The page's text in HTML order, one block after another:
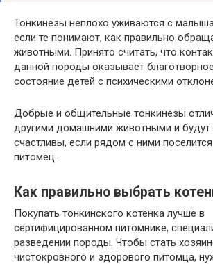
Тонкинезы неплохо уживаются с
если те понимают, как правильно
животными. Принято считать, что
данной породы оказывает
состояние детей с психическими
Добрые и общительные тонкинезы
другими домашними животными и
счастливы, если рядом с ними
питомец.
Как правильно выбрать
Покупать тонкинского котенка лучше в
сертифицированном питомнике,
разведении породы. Чтобы стать
чистокровного и здорового питомца,